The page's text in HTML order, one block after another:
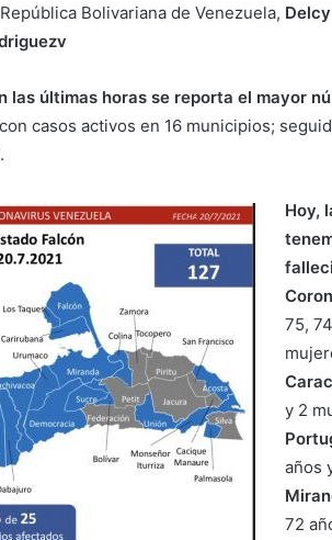
Bolivariana de Venezuela,
las últimas horas se reporta el mayor
casos activos en 16 municipios;
Hoy,
75,
y 2
años
72